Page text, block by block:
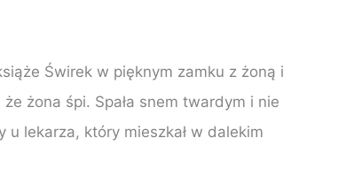
Świrek w pięknym zamku z żoną i
żona śpi. Spała snem twardym i nie
u lekarza, który mieszkał w dalekim